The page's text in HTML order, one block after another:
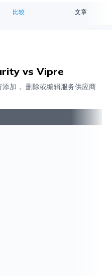
比较 文章
vs Vipre
添加， 删除或编辑服务供应商